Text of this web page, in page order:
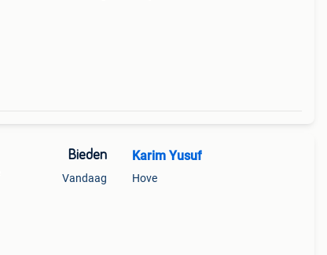
Bieden
Vandaag
Karim Yusuf
Hove